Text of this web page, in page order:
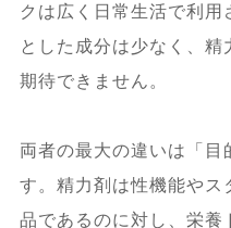
クは広く日常生活で利
とした成分は少なく、
期待できません。
両者の最大の違いは「
す。精力剤は性機能やス
品であるのに対し、栄養